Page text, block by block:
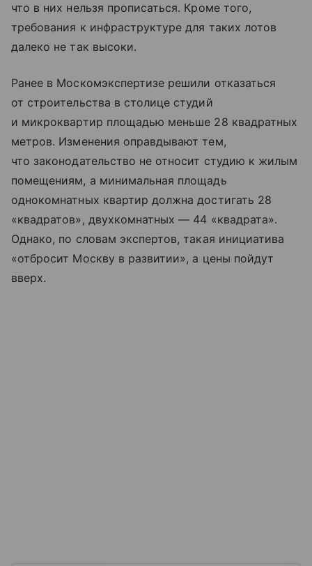
что в них нельзя прописаться. Кроме того,
требования к инфраструктуре для таких лотов
далеко не так высоки.
Ранее в Москомэкспертизе решили отказаться
от строительства в столице студий
и микроквартир площадью меньше 28 квадратных
метров. Изменения оправдывают тем,
что законодательство не относит студию к жилым
помещениям, а минимальная площадь
однокомнатных квартир должна достигать 28
«квадратов», двухкомнатных — 44 «квадрата».
Однако, по словам экспертов, такая инициатива
«отбросит Москву в развитии», а цены пойдут
вверх.